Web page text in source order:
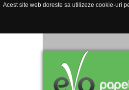
Acest site web doreste sa utilizeze cookie-uri